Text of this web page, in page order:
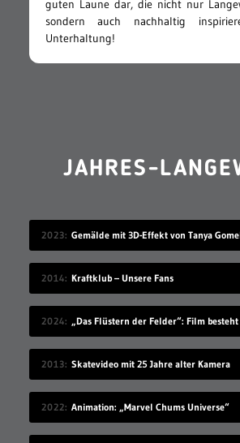
guten Laune dar, die nicht nur
sondern auch nachhaltig
Unterhaltung!
JAHRES-
2023 Gemälde mit 3D-Effekt von Tanya
2014 Kraftklub – Unsere Fans
2024
2013 Skatevideo mit 25 Jahre alter Kamera
2022 Animation: „Marvel Chums Universe“